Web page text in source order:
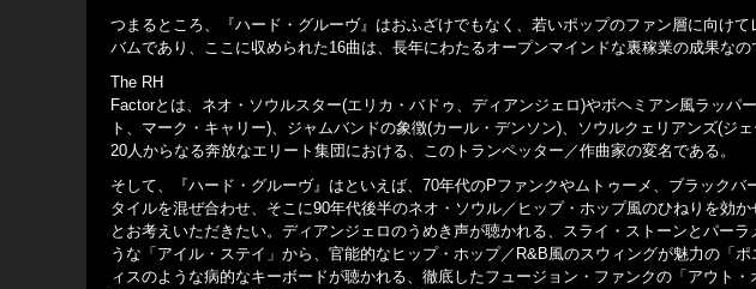
つまるところ、『ハード・グルーヴ』はおふざけでもなく、若いポップのファン層に向け
バムであり、ここに収められた16曲は、長年にわたるオープンマインドな裏稼業の成果なの
The RH
Factorとは、ネオ・ソウルスター(エリカ・バドゥ、ディアンジェロ)やボヘミアン風ラッパ
ト、マーク・キャリー)、ジャムバンドの象徴(カール・デンソン)、ソウルクェリアンズ(ジ
20人からなる奔放なエリート集団における、このトランペッター／作曲家の変名である。
そして、『ハード・グルーヴ』はといえば、70年代のPファンクやムトゥーメ、ブラック
タイルを混ぜ合わせ、そこに90年代後半のネオ・ソウル／ヒップ・ホップ風のひねりを効
とお考えいただきたい。ディアンジェロのうめき声が聴かれる、スライ・ストーンとパー
うな「アイル・ステイ」から、官能的なヒップ・ホップ／R&B風のスウィングが魅力の「
ィスのような病的なキーボードが聴かれる、徹底したフュージョン・ファンクの「アウト